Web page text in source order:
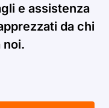
e assistenza
da chi
noi.